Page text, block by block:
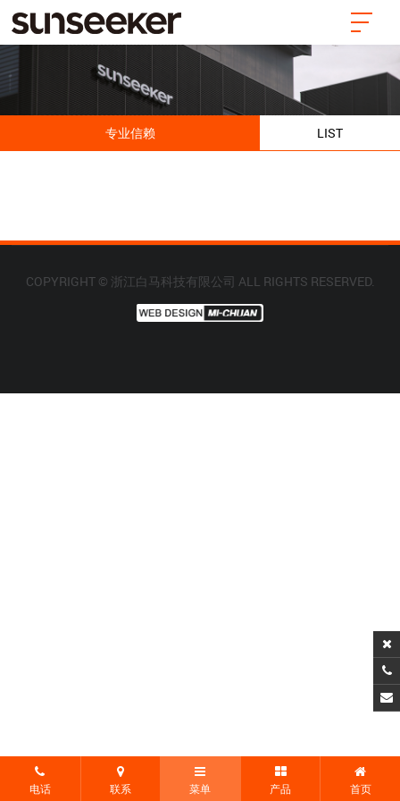
电话 联系 菜单 产品 首页
专业信赖 LIST
COPYRIGHT © 浙江白马科技有限公司 ALL RIGHTS RESERVED.